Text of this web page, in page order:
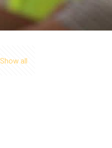
Show all